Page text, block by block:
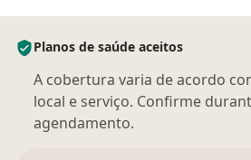
Planos de saúde aceitos
A cobertura varia de acordo
local e serviço. Confirme
agendamento.